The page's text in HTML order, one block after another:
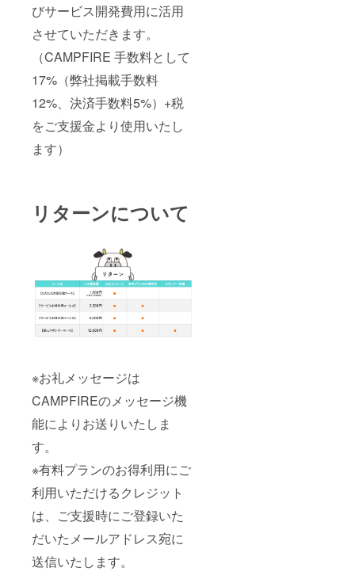
びサービス開発費用に活用
させていただきます。
（CAMPFIRE 手数料として
17%（弊社掲載手数料
12%、決済手数料5%）+税
をご支援金より使用いたし
ます）
リターンについて
※お礼メッセージは
CAMPFIREのメッセージ機
能によりお送りいたしま
す。
※有料プランのお得利用にご
利用いただけるクレジット
は、ご支援時にご登録いた
だいたメールアドレス宛に
送信いたします。